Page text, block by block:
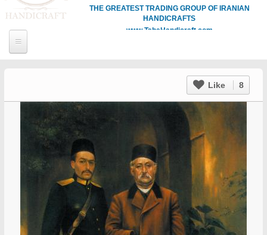
THE GREATEST TRADING GROUP OF IRANIAN
HANDICRAFTS
www.TahaHandicraft.com
Like 8